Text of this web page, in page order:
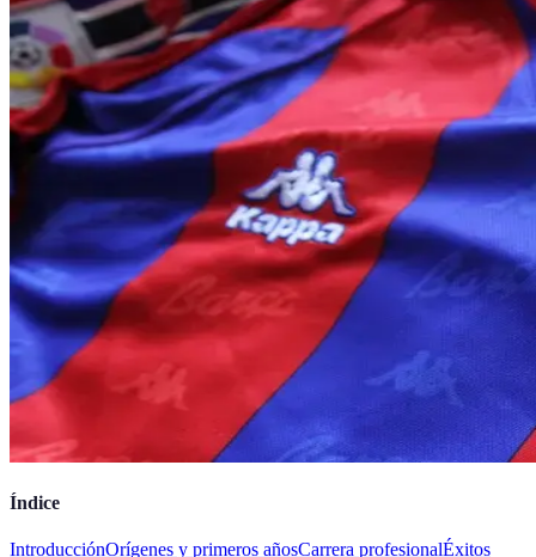
Índice
IntroducciónOrígenes y primeros añosCarrera profesionalÉxitos